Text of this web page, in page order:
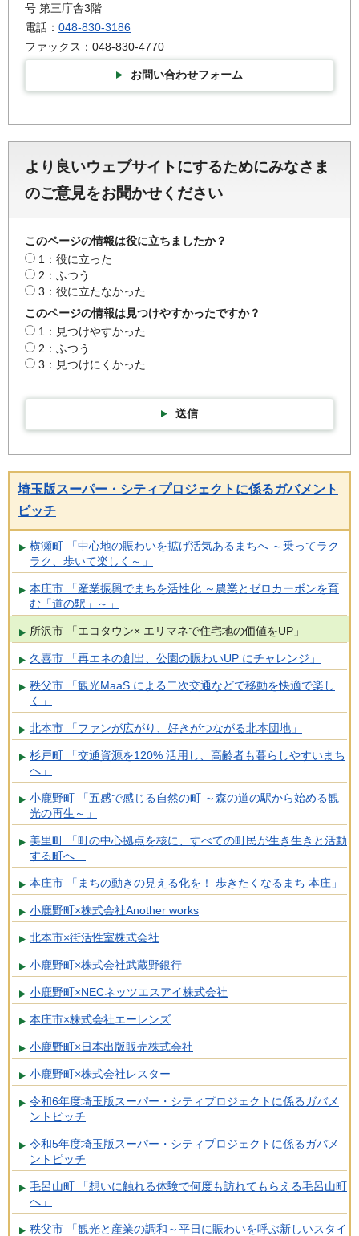
号 第三庁舎3階
電話： 048-830-3186
ファックス：048-830-4770
お問い合わせフォーム
より良いウェブサイトにするためにみなさま
のご意見をお聞かせください
このページの情報は役に立ちましたか？
1：役に立った
2：ふつう
3：役に立たなかった
このページの情報は見つけやすかったですか？
1：見つけやすかった
2：ふつう
3：見つけにくかった
送信
埼玉版スーパー・シティプロジェクトに係るガバメント
ピッチ
横瀬町 「中心地の賑わいを拡げ活気あるまちへ ～乗ってラク
ラク、歩いて楽しく～」
本庄市 「産業振興でまちを活性化 ～農業とゼロカーボンを育
む「道の駅」～」
所沢市 「エコタウン× エリマネで住宅地の価値をUP」
久喜市 「再エネの創出、公園の賑わいUP にチャレンジ」
秩父市 「観光MaaS による二次交通などで移動を快適で楽し
く」
北本市 「ファンが広がり、好きがつながる北本団地」
杉戸町 「交通資源を120% 活用し、高齢者も暮らしやすいまち
へ」
小鹿野町 「五感で感じる自然の町 ～森の道の駅から始める観
光の再生～」
美里町 「町の中心拠点を核に、すべての町民が生き生きと活動
する町へ」
本庄市 「まちの動きの見える化を！ 歩きたくなるまち 本庄」
小鹿野町×株式会社Another works
北本市×街活性室株式会社
小鹿野町×株式会社武蔵野銀行
小鹿野町×NECネッツエスアイ株式会社
本庄市×株式会社エーレンズ
小鹿野町×日本出版販売株式会社
小鹿野町×株式会社レスター
令和6年度埼玉版スーパー・シティプロジェクトに係るガバメ
ントピッチ
令和5年度埼玉版スーパー・シティプロジェクトに係るガバメ
ントピッチ
毛呂山町 「想いに触れる体験で何度も訪れてもらえる毛呂山町
へ」
秩父市 「観光と産業の調和～平日に賑わいを呼ぶ新しいスタイ